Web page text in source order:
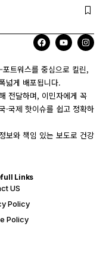
트워스를 중심으로 킬린,
넓게 배포됩니다.
전달하며, 이민자에게 꼭
·국제 핫이슈를 쉽고 정확하
보와 책임 있는 보도로 건강
Links
US
Policy
Policy